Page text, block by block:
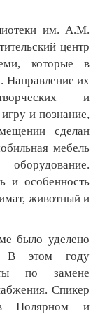
им. А.М.
центр
которые в
Направление их
и
и познание,
сделан
мебель
и особенность
животный и
было уделено
В этом году
по замене
Спикер
Полярном и